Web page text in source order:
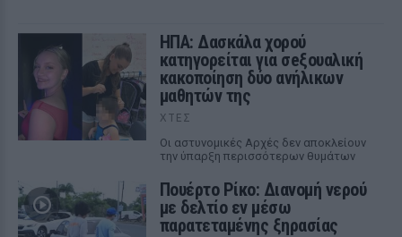
ΗΠΑ: Δασκάλα χορού
κατηγορείται για σeξουαλική
κακοποίηση δύο ανήλικων
μαθητών της
ΧΤΕΣ
Οι αστυνομικές Αρχές δεν αποκλείουν
την ύπαρξη περισσότερων θυμάτων
Πουέρτο Ρίκο: Διανομή νερού
με δελτίο εν μέσω
παρατεταμένης ξηρασίας